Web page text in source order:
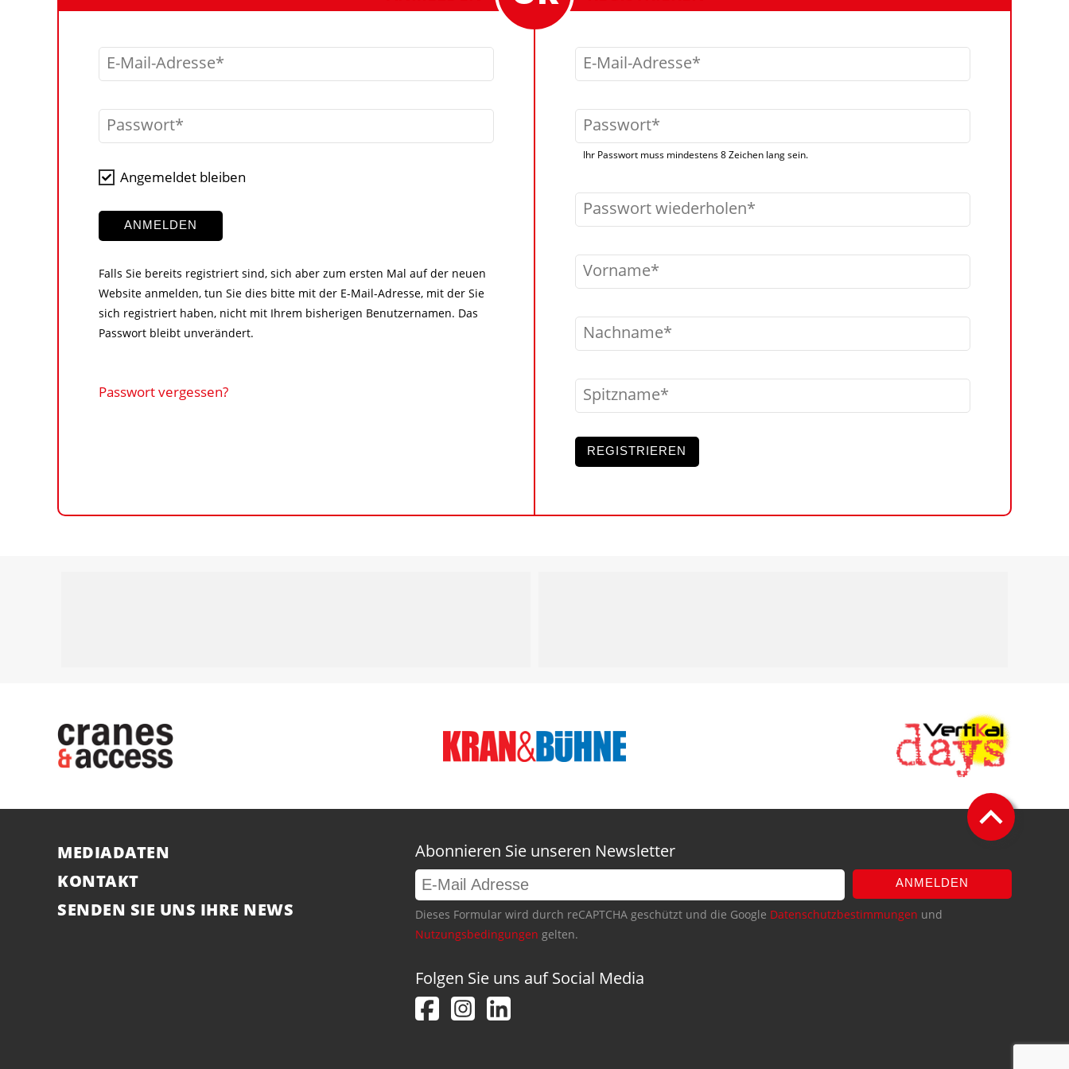
E-Mail-Adresse
Passwort
Angemeldet bleiben
ANMELDEN
Falls Sie bereits registriert sind, sich aber zum ersten Mal auf der neuen
Website anmelden, tun Sie dies bitte mit der E-Mail-Adresse, mit der Sie
sich registriert haben, nicht mit Ihrem bisherigen Benutzernamen. Das
Passwort bleibt unverändert.
Passwort vergessen?
E-Mail-Adresse
Passwort
Ihr Passwort muss mindestens 8 Zeichen lang sein.
Passwort wiederholen
Vorname
Nachname
Spitzname
REGISTRIEREN
MEDIADATEN
KONTAKT
SENDEN SIE UNS IHRE NEWS
Abonnieren Sie unseren Newsletter
ANMELDEN
Dieses Formular wird durch reCAPTCHA geschützt und die Google Datenschutzbestimmungen und
Nutzungsbedingungen gelten.
Folgen Sie uns auf Social Media